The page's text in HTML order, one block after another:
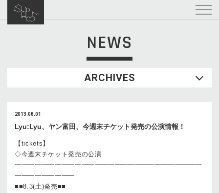
NEWS
ARCHIVES
2013.08.01
Lyu:Lyu、ヤン富田、今週末チケット発売の公演情報！
【tickets】
◇今週末チケット発売の公演
━━━━━━━━━━━━━━━━━━━━━━━━━━━━
━━━━━━━━━
■■8.3(土)発売■■